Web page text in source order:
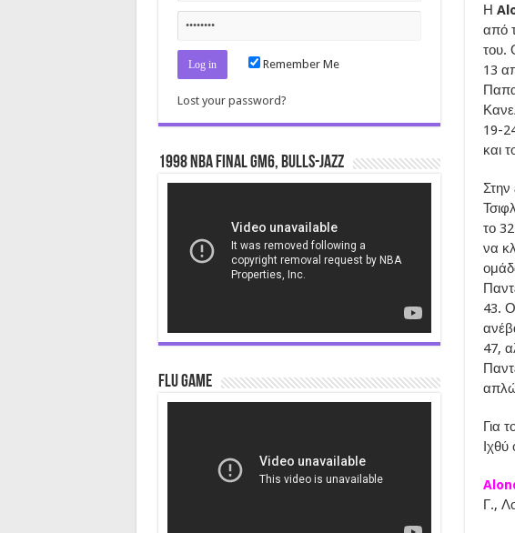
Η
από
του.
13
19-
και
το
να
43.
47,
Για
Ιχθύ
Γ.,
Remember Me
Lost your password?
1998 NBA Final gm6, Bulls-Jazz
Flu Game